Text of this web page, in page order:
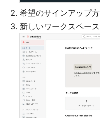
希望のサインアップ
新しいワークスペー